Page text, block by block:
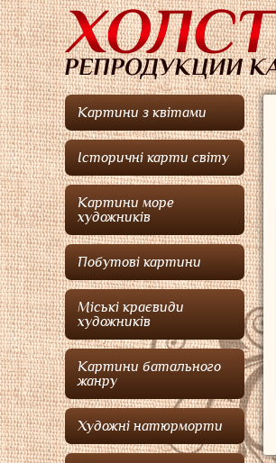
Картини з квітами
Історичні карти світу
Картини море
художників
Побутові картини
Міські краєвиди
художників
Картини батального
жанру
Художні натюрморти